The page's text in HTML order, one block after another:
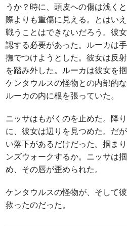
うか？時に、頭皮への傷は浅く
際よりも重傷に見える。とはい
戦うことはできないだろう。彼
認する必要があった。ルーカは
撫でつけようとした。彼女は反
を踏み外した。ルーカは彼女を
ケンタウルスの怪物との内部的
ルーカの内に根を張っていた。
ニッサはもがくのを止めた。降
に、彼女は辺りを見つめた。だ
い落下があるだけだった。掴ま
ンズウォークするか。ニッサは
め、その唇が歪められた。
ケンタウルスの怪物が、そして
救ったのだった。